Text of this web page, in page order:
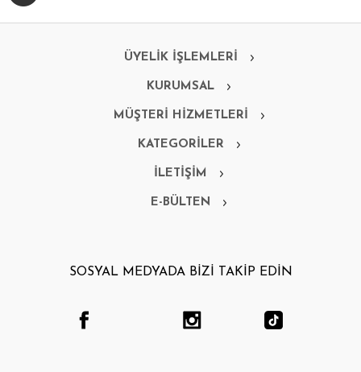
ÜYELİK İŞLEMLERİ
KURUMSAL
MÜŞTERİ HİZMETLERİ
KATEGORİLER
İLETİŞİM
E-BÜLTEN
SOSYAL MEDYADA BİZİ TAKİP EDİN